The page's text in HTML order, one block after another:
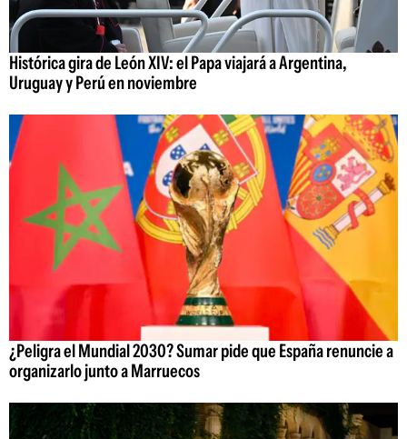
Histórica gira de León XIV: el Papa viajará a Argentina,
Uruguay y Perú en noviembre
¿Peligra el Mundial 2030? Sumar pide que España renuncie a
organizarlo junto a Marruecos